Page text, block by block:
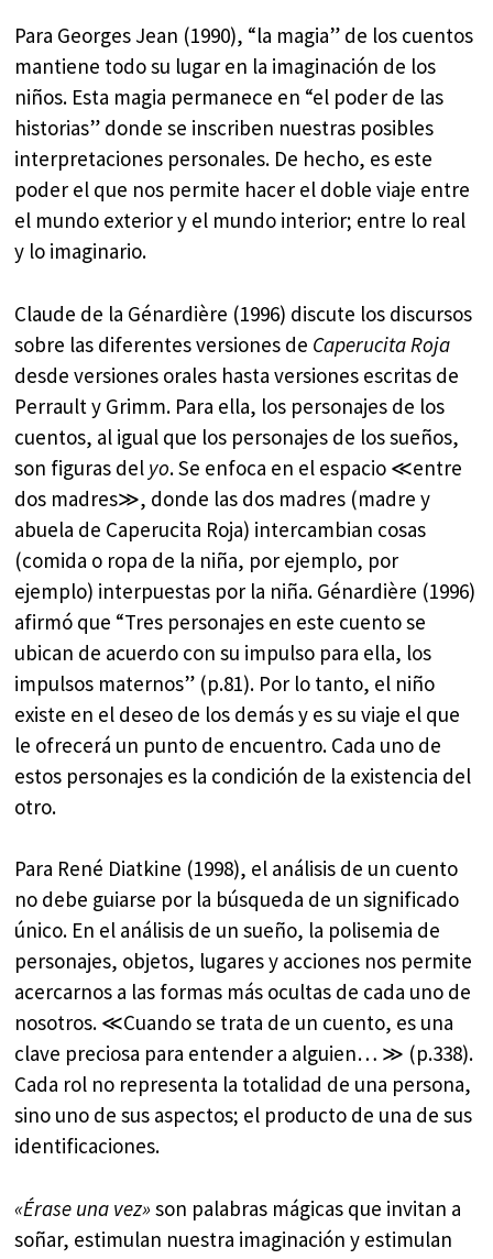
Para Georges Jean (1990), “la magia” de los cuentos
mantiene todo su lugar en la imaginación de los
niños. Esta magia permanece en “el poder de las
historias” donde se inscriben nuestras posibles
interpretaciones personales. De hecho, es este
poder el que nos permite hacer el doble viaje entre
el mundo exterior y el mundo interior; entre lo real
y lo imaginario.
Claude de la Génardière (1996) discute los discursos
sobre las diferentes versiones de Caperucita Roja
desde versiones orales hasta versiones escritas de
Perrault y Grimm. Para ella, los personajes de los
cuentos, al igual que los personajes de los sueños,
son figuras del yo. Se enfoca en el espacio ≪entre
dos madres≫, donde las dos madres (madre y
abuela de Caperucita Roja) intercambian cosas
(comida o ropa de la niña, por ejemplo, por
ejemplo) interpuestas por la niña. Génardière (1996)
afirmó que “Tres personajes en este cuento se
ubican de acuerdo con su impulso para ella, los
impulsos maternos” (p.81). Por lo tanto, el niño
existe en el deseo de los demás y es su viaje el que
le ofrecerá un punto de encuentro. Cada uno de
estos personajes es la condición de la existencia del
otro.
Para René Diatkine (1998), el análisis de un cuento
no debe guiarse por la búsqueda de un significado
único. En el análisis de un sueño, la polisemia de
personajes, objetos, lugares y acciones nos permite
acercarnos a las formas más ocultas de cada uno de
nosotros. ≪Cuando se trata de un cuento, es una
clave preciosa para entender a alguien… ≫ (p.338).
Cada rol no representa la totalidad de una persona,
sino uno de sus aspectos; el producto de una de sus
identificaciones.
«Érase una vez»son palabras mágicas que invitan a
soñar, estimulan nuestra imaginación y estimulan